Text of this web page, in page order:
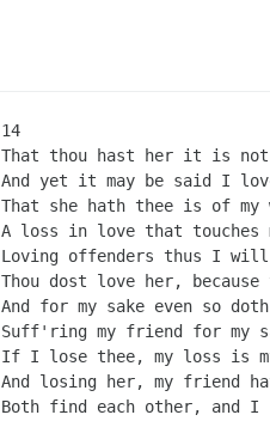
14
That thou hast her it is
And yet it may be said I
That she hath thee is of
A loss in love that touches
Loving offenders thus I will
Thou dost love her,
And for my sake even so
Suff'ring my friend for my
If I lose thee, my loss is
And losing her, my friend
Both find each other, and I